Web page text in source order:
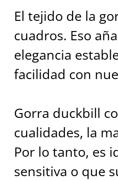
El tejido de la
cuadros. Eso
elegancia
facilidad con
Gorra duckbill
cualidades, la
Por lo tanto, es
sensitiva o que